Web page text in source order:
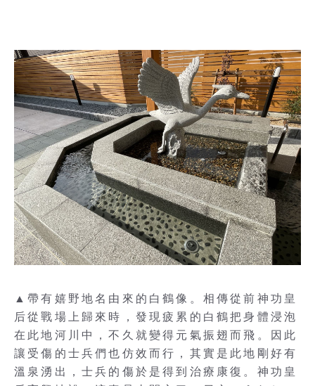
▲帶有嬉野地名由來的白鶴像。相傳從前神功皇
后從戰場上歸來時，發現疲累的白鶴把身體浸泡
在此地河川中，不久就變得元氣振翅而飛。因此
讓受傷的士兵們也仿效而行，其實是此地剛好有
溫泉湧出，士兵的傷於是得到治療康復。神功皇